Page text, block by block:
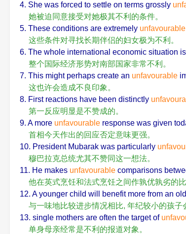
4. She was forced to settle on terms grossly
她被迫同意接受对她极其不利的条件。
5. These conditions are extremely unfavourable
这些条件对寻找长期伴侣的妇女极为不利。
6. The whole international economic situation
整个国际经济形势对南部国家非常不利。
7. This might perhaps create an unfavourable
这也许会造成不良印象。
8. First reactions have been distinctly
第一反应明显是不赞成的。
9. A more unfavourable response was given
首相今天作出的回应否定意味更强。
10. President Mubarak was particularly
穆巴拉克总统尤其不赞同这一想法。
11. He makes unfavourable comparisons
他在英式烹饪和法式烹饪之间作孰优孰劣的比
12. A younger child will benefit more from an
与一味地比较进步情况相比, 年纪较小的孩子
13. single mothers are often the target of
单身母亲经常是不利的报道对象。